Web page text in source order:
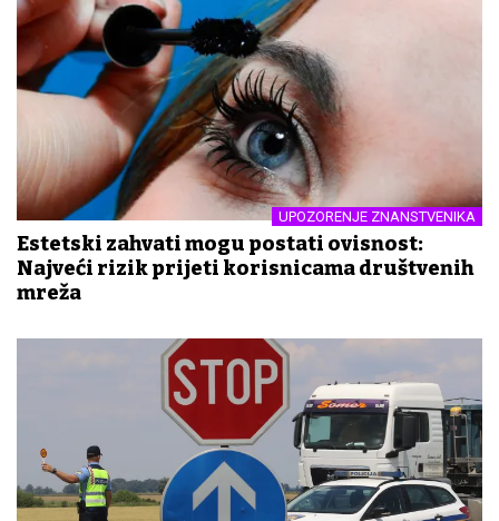
UPOZORENJE ZNANSTVENIKA
Estetski zahvati mogu postati ovisnost:
Najveći rizik prijeti korisnicama društvenih
mreža